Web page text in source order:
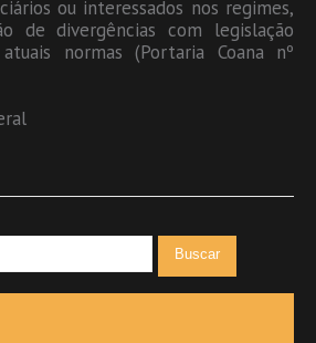
ou interessados nos regimes,
de divergências com legislação
normas (Portaria Coana nº